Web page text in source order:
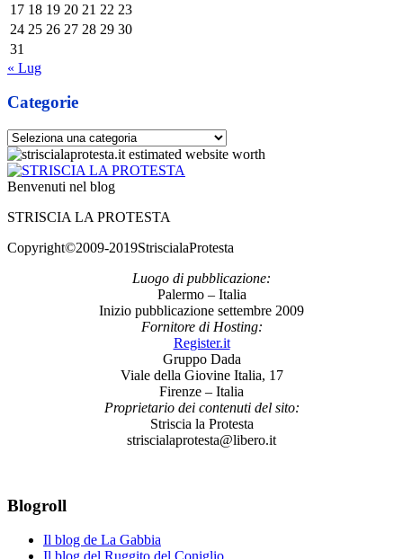
17 18 19 20 21 22 23
24 25 26 27 28 29 30
31
« Lug
Categorie
Categorie
Benvenuti nel blog
STRISCIA LA PROTESTA
Copyright©2009-2019StriscialaProtesta
Luogo di pubblicazione:
Palermo – Italia
Inizio pubblicazione settembre 2009
Fornitore di Hosting:
Register.it
Gruppo Dada
Viale della Giovine Italia, 17
Firenze – Italia
Proprietario dei contenuti del sito:
Striscia la Protesta
striscialaprotesta@libero.it
Blogroll
Il blog de La Gabbia